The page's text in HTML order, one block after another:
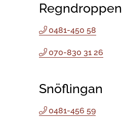
Regndroppen
0481-450 58
070-830 31 26
Snöflingan
0481-456 59